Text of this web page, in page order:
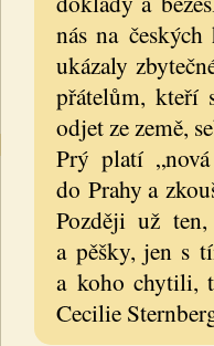
nás na
ukázaly
přátelům, kteří
odjet ze země,
Prý platí
do Prahy a
Později už
a pěšky, jen s
a koho chytili,
Cecilie